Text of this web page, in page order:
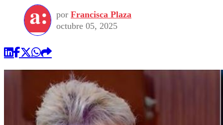
Torneo Internacional
Torneo Nacional
Internacional
Nacional
Programas
Comercial
por Francisca Plaza
octubre 05, 2025